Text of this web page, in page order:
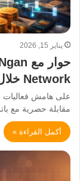
يناير 15, 2026
Network خلال Bitcoin MENA 2025
على هامش فعاليات
مقابلة حصرية مع
أكمل القراءة »